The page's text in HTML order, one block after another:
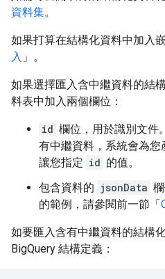
資料集。
如果打算在結構化資料中加入
入 」。
如果選擇匯入含中繼資料的結
料表中加入兩個欄位：
id 欄位，用於識別文件
有中繼資料，系統會為您
讓您指定 id 的值。
包含資料的 jsonData
的範例，請參閱前一節「
如要匯入含有中繼資料的結構
BigQuery 結構定義：